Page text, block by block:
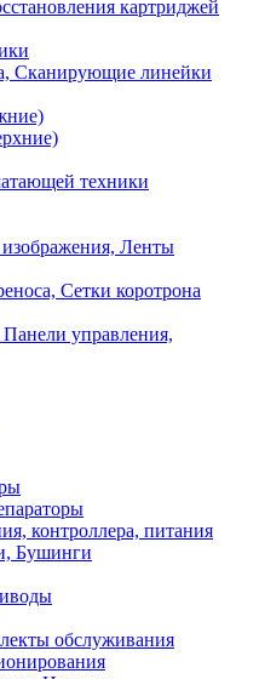
картриджей
Сканирующие линейки
техники
Ленты
Сетки коротрона
управления,
контроллера, питания
Бушинги
обслуживания